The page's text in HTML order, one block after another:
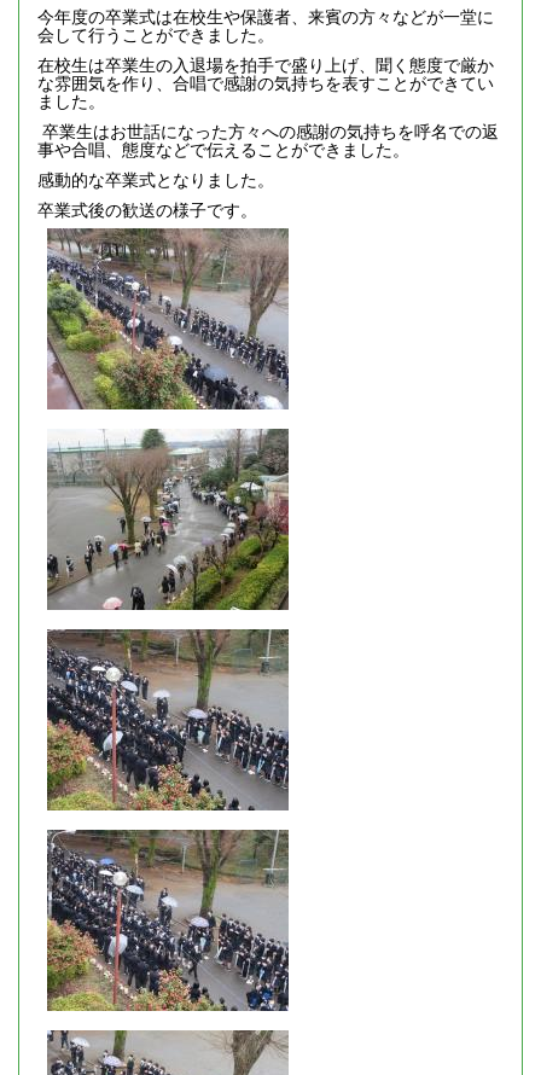
今年度の卒業式は在校生や保護者、来賓の方々などが一堂に
会して行うことができました。
在校生は卒業生の入退場を拍手で盛り上げ、聞く態度で厳か
な雰囲気を作り、合唱で感謝の気持ちを表すことができてい
ました。
卒業生はお世話になった方々への感謝の気持ちを呼名での返
事や合唱、態度などで伝えることができました。
感動的な卒業式となりました。
卒業式後の歓送の様子です。